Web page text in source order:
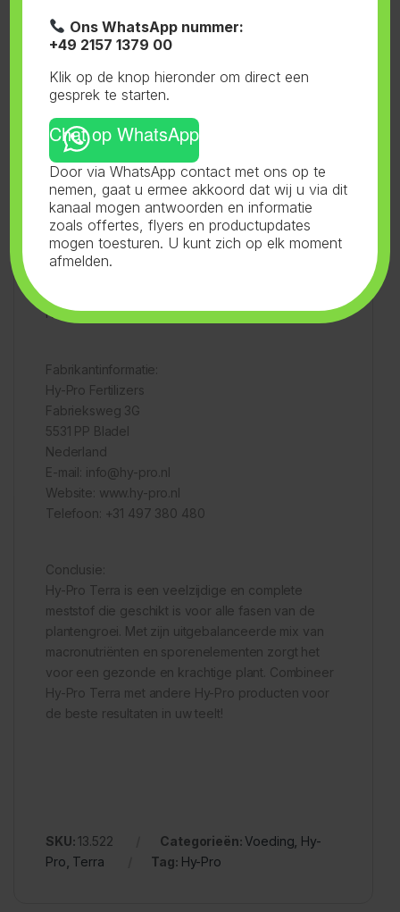
de bloeifase.
Bevat voldoende macronutriënten voor een
gebrekvrije voeding.
Bevat de juiste hoeveelheid micronutriënten voor
een gezonde biochemie.
Resultaatoptimalisatie mogelijk met additieven en
boosters.
NPK-waarde: 2 – 5 – 5
Fabrikantinformatie:
Hy-Pro Fertilizers
Fabrieksweg 3G
5531 PP Bladel
Nederland
E-mail: info@hy-pro.nl
Website: www.hy-pro.nl
Telefoon: +31 497 380 480
Conclusie:
Hy-Pro Terra is een veelzijdige en complete
meststof die geschikt is voor alle fasen van de
plantengroei. Met zijn uitgebalanceerde mix van
macronutriënten en sporenelementen zorgt het
voor een gezonde en krachtige plant. Combineer
Hy-Pro Terra met andere Hy-Pro producten voor
de beste resultaten in uw teelt!
SKU:13.522 Categorieën:Voeding Hy-
Pro Terra Tag: Hy-Pro
Ons WhatsApp nummer:
+49 2157 1379 00
Klik op de knop hieronder om direct een
gesprek te starten.
Chat op WhatsApp
Door via WhatsApp contact met ons op te
nemen, gaat u ermee akkoord dat wij u via dit
kanaal mogen antwoorden en informatie
zoals offertes, flyers en productupdates
mogen toesturen. U kunt zich op elk moment
afmelden.